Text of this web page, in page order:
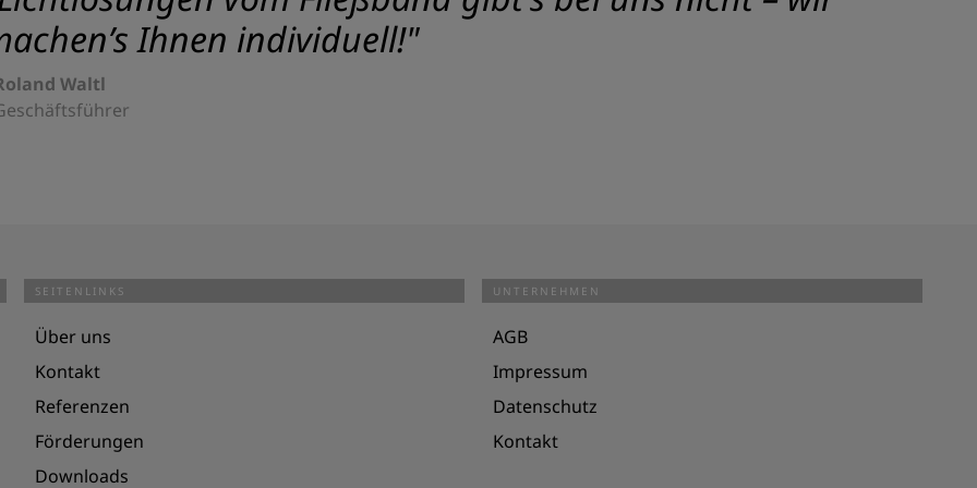
Ihnen individuell!"
Waltl
SEITENLINKS
Über uns
Kontakt
Referenzen
Förderungen
Downloads
UNTERNEHMEN
AGB
Impressum
Datenschutz
Kontakt